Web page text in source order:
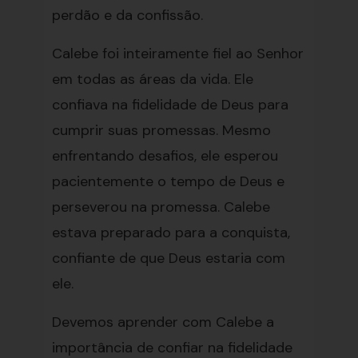
perdão e da confissão.
Calebe foi inteiramente fiel ao Senhor
em todas as áreas da vida. Ele
confiava na fidelidade de Deus para
cumprir suas promessas. Mesmo
enfrentando desafios, ele esperou
pacientemente o tempo de Deus e
perseverou na promessa. Calebe
estava preparado para a conquista,
confiante de que Deus estaria com
ele.
Devemos aprender com Calebe a
importância de confiar na fidelidade